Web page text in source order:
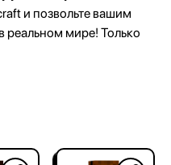
и позвольте вашим
мире! Только